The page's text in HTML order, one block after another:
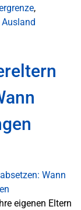
,
eigenen Eltern